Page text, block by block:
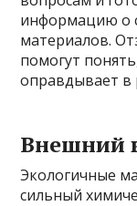
информацию о
материалов.
помогут
оправдывает в
Внешний
Экологичные
сильный